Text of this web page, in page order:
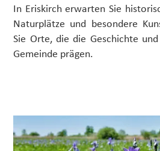
In Eriskirch erwarten Sie
Naturplätze und besondere
Sie Orte, die die Geschichte
Gemeinde prägen.